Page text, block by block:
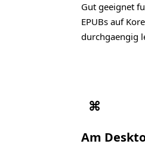
Gut geeignet
EPUBs auf
durchgaengig
⌘
Am